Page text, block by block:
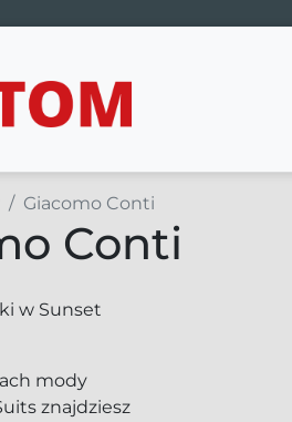
Giacomo Conti
Conti
w Sunset
mody
znajdziesz